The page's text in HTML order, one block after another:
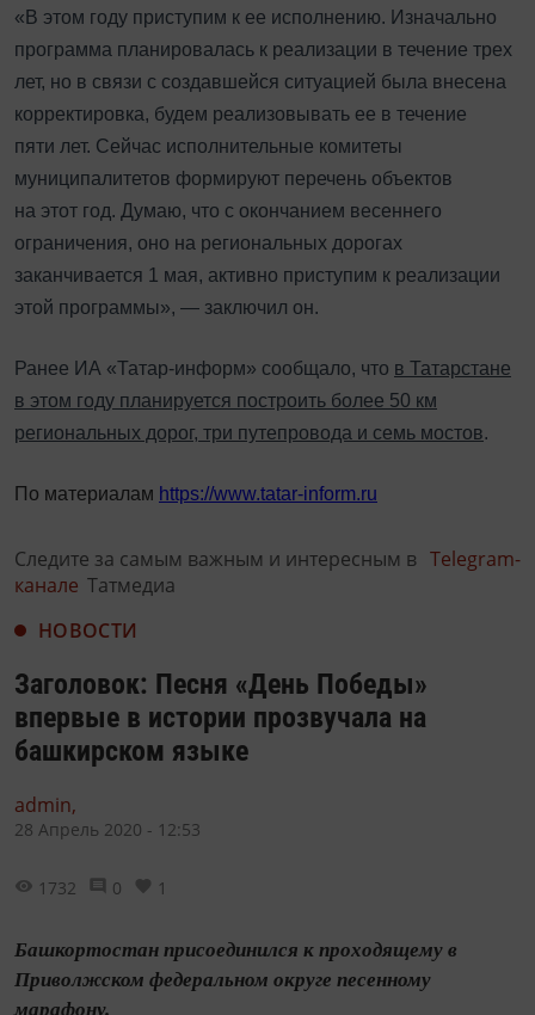
«В этом году приступим к ее исполнению. Изначально
программа планировалась к реализации в течение трех
лет, но в связи с создавшейся ситуацией была внесена
корректировка, будем реализовывать ее в течение
пяти лет. Сейчас исполнительные комитеты
муниципалитетов формируют перечень объектов
на этот год. Думаю, что с окончанием весеннего
ограничения, оно на региональных дорогах
заканчивается 1 мая, активно приступим к реализации
этой программы», — заключил он.
Ранее ИА «Татар-информ» сообщало, что в Татарстане
в этом году планируется построить более 50 км
региональных дорог, три путепровода и семь мостов.
По материалам https://www.tatar-inform.ru
Следите за самым важным и интересным в Telegram-
канале Татмедиа
НОВОСТИ
Заголовок: Песня «День Победы»
впервые в истории прозвучала на
башкирском языке
admin,
28 Апрель 2020 - 12:53
1732 0 1
Башкортостан присоединился к проходящему в
Приволжском федеральном округе песенному
марафону.